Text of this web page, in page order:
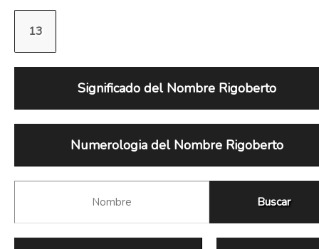
Significado del Nombre Rigoberto
Numerologia del Nombre Rigoberto